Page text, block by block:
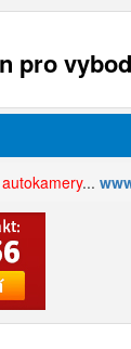
pro
autokamery...